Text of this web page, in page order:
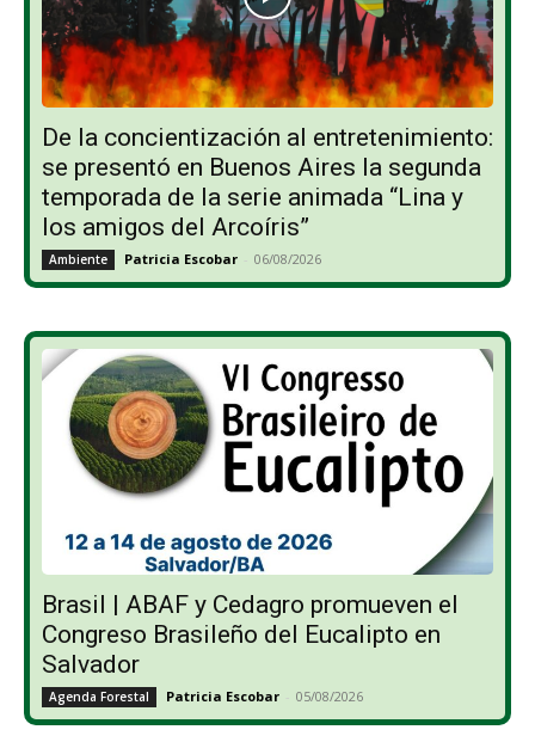
De la concientización al entretenimiento:
se presentó en Buenos Aires la segunda
temporada de la serie animada “Lina y
los amigos del Arcoíris”
Ambiente Patricia Escobar - 06/08/2026
Brasil | ABAF y Cedagro promueven el
Congreso Brasileño del Eucalipto en
Salvador
Agenda Forestal Patricia Escobar - 05/08/2026